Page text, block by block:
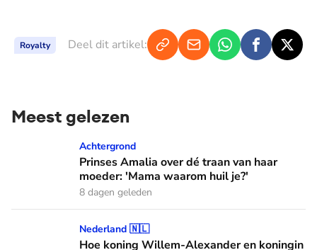
Royalty Deel dit artikel:
Meest gelezen
Prinses Amalia over dé traan van haar moeder: 'Mama
Achtergrond
Prinses Amalia over dé traan van haar
moeder: 'Mama waarom huil je?'
8 dagen geleden
Hoe koning Willem-Alexander en koningin Máxima leren
Nederland 🇳🇱
Hoe koning Willem-Alexander en koningin